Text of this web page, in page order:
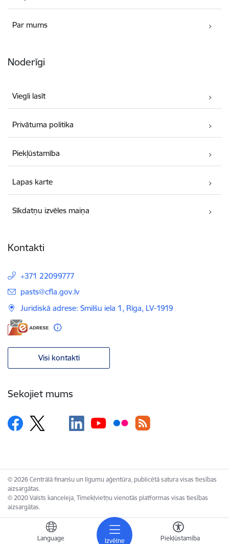
Izvēlne
Language Piekļūstamība
Par mums
Noderīgi
Viegli lasīt
Privātuma politika
Piekļūstamība
Lapas karte
Sīkdatņu izvēles maiņa
Kontakti
+371 22099777
E-pasts:
pasts@cfla.gov.lv
Juridiskā adrese: Smilšu iela 1, Rīga, LV-1919
Visi kontakti
Sekojiet mums
© 2026 Centrālā finanšu un līgumu aģentūra, publicētā satura visas tiesības
aizsargātas.
© 2020 Valsts kanceleja, Tīmekļvietņu vienotās platformas visas tiesības
aizsargātas.